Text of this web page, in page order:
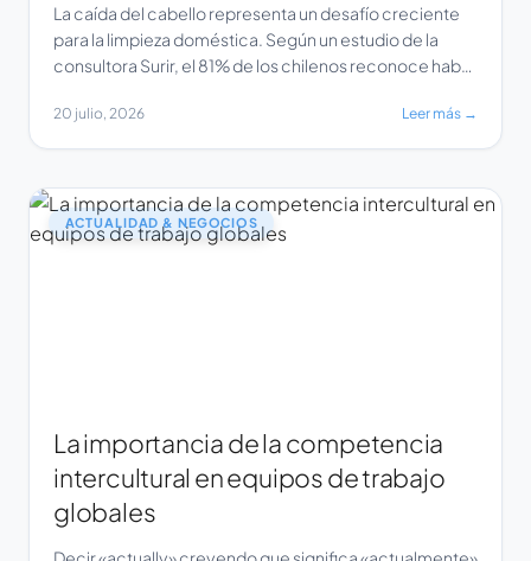
La caída del cabello representa un desafío creciente
para la limpieza doméstica. Según un estudio de la
consultora Surir, el 81% de los chilenos reconoce haber
recurrente en mujeres y personas mayores de 55
años. Desde la industria del aseo, Tineco & Ecovacs
20 julio, 2026 Leer más →
ACTUALIDAD & NEGOCIOS
La importancia de la competencia
intercultural en equipos de trabajo
globales